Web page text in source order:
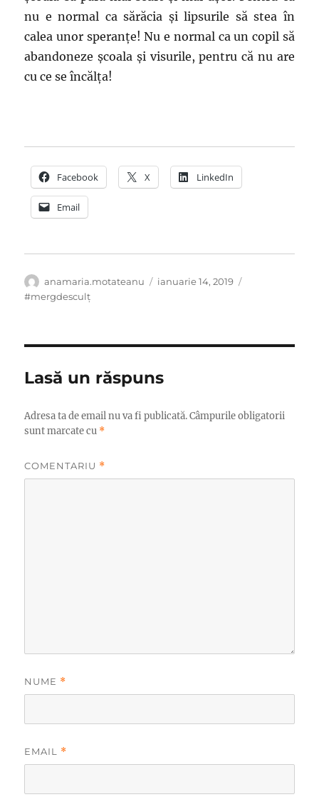
nu e normal ca sărăcia și lipsurile să stea în
calea unor speranțe! Nu e normal ca un copil să
abandoneze școala și visurile, pentru că nu are
cu ce se încălța!
Facebook X LinkedIn
Email
Autor
anamaria.motateanu
Publicat
ianuarie 14, 2019
#mergdesculţ
Lasă un răspuns
Adresa ta de email nu va fi publicată. Câmpurile obligatorii
sunt marcate cu *
COMENTARIU *
NUME *
EMAIL *